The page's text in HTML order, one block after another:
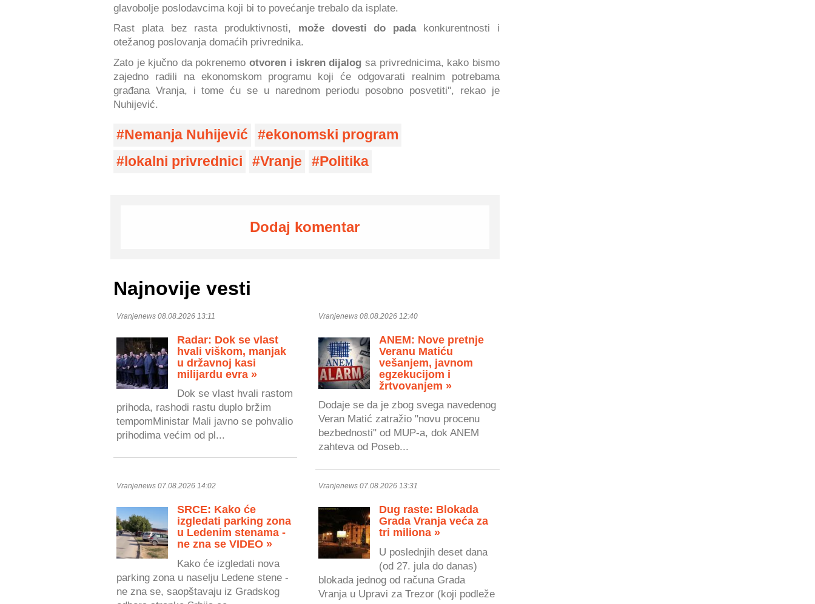
glavobolje poslodavcima koji bi to povećanje trebalo da isplate.
Rast plata bez rasta produktivnosti, može dovesti do padakonkurentnosti i
otežanog poslovanja domaćih privrednika.
Zato je kjučno da pokrenemo otvoren i iskren dijalog sa privrednicima, kako bismo
zajedno radili na ekonomskom programu koji će odgovarati realnim potrebama
građana Vranja, i tome ću se u narednom periodu posobno posvetiti", rekao je
Nuhijević.
Nemanja Nuhijević
ekonomski program
lokalni privrednici
Vranje Politika
Dodaj komentar
Najnovije vesti
Vranjenews 08.08.2026 13:11
Radar: Dok se vlast
hvali viškom, manjak
u državnoj kasi
milijardu evra »
Dok se vlast hvali rastom
prihoda, rashodi rastu duplo bržim
tempomMinistar Mali javno se pohvalio
prihodima većim od pl...
Vranjenews 08.08.2026 12:40
ANEM: Nove pretnje
Veranu Matiću
vešanjem, javnom
egzekucijom i
žrtvovanjem »
Dodaje se da je zbog svega navedenog
Veran Matić zatražio "novu procenu
bezbednosti" od MUP-a, dok ANEM
zahteva od Poseb...
Vranjenews 07.08.2026 14:02
SRCE: Kako će
izgledati parking zona
u Ledenim stenama -
ne zna se VIDEO »
Kako će izgledati nova
parking zona u naselju Ledene stene -
ne zna se, saopštavaju iz Gradskog
Vranjenews 07.08.2026 13:31
Dug raste: Blokada
Grada Vranja veća za
tri miliona »
U poslednjih deset dana
(od 27. jula do danas)
blokada jednog od računa Grada
Vranja u Upravi za Trezor (koji podleže